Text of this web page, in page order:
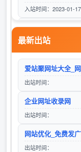
入站时间：2023-01-17
入站时间：2025-06-15
Google
入站时间：2023-01-16
入站时间：2023-01-17
入站时间：2025-12-01
最新出站
爱站聚网址大全_
出站时间：
企业网址收录网
出站时间：
网站优化_免费发
出站时间：